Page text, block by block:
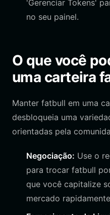
'Gerenciar Tokens'
no seu painel.
O que você
uma carteira
Manter fatbull em uma
desbloqueia uma
orientadas pela
Negociação: Use o
para trocar fatbull
que você capitalize
mercado